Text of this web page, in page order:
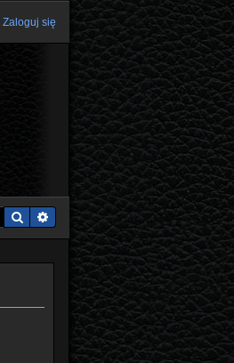
Zaloguj się
Szukaj Wyszukiwanie zaawansowane